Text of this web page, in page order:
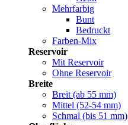
Mehrfarbig
Bunt
Bedruckt
Farben-Mix
Reservoir
Mit Reservoir
Ohne Reservoir
Breite
Breit (ab 55 mm)
Mittel (52-54 mm)
Schmal (bis 51 mm)